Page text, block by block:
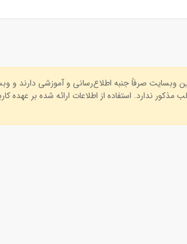
این وبسایت صرفاً جنبه اطلاع‌رسانی و آموزشی
مذکور ندارد. استفاده از اطلاعات ارائه شده بر